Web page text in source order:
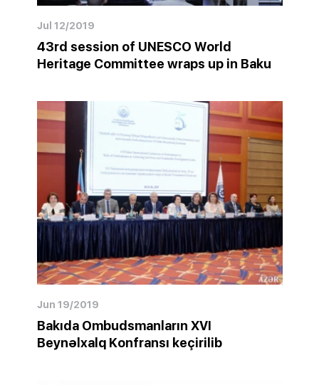
Jul 12/2019
43rd session of UNESCO World
Heritage Committee wraps up in Baku
Jun 19/2019
Bakıda Ombudsmanların XVI
Beynəlxalq Konfransı keçirilib